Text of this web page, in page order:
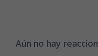
Aún no hay